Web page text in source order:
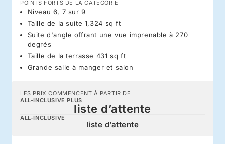
POINTS FORTS DE LA CATÉGORIE
Niveau 6, 7 sur 9
Taille de la suite 1,324 sq ft
Suite d'angle offrant une vue imprenable à 270
degrés
Taille de la terrasse 431 sq ft
Grande salle à manger et salon
LES PRIX COMMENCENT À PARTIR DE
ALL-INCLUSIVE PLUS
liste d’attente
ALL-INCLUSIVE
liste d’attente